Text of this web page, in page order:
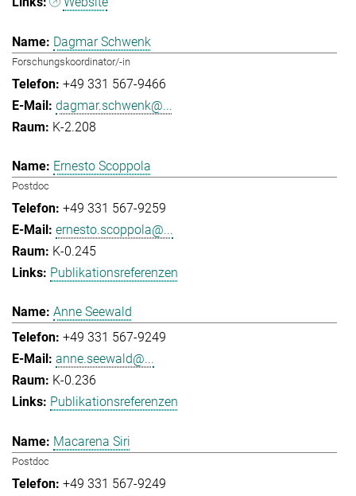
Dagmar Schwenk
Forschungskoordinator/-in
+49 331 567-9466
dagmar.schwenk@...
K-2.208
Ernesto Scoppola
Postdoc
+49 331 567-9259
ernesto.scoppola@...
K-0.245
Publikationsreferenzen
Anne Seewald
+49 331 567-9249
anne.seewald@...
K-0.236
Publikationsreferenzen
Macarena Siri
Postdoc
+49 331 567-9249